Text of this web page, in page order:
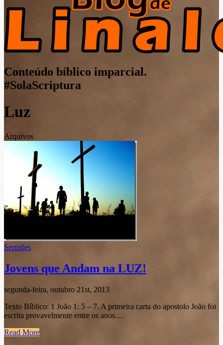
Conteúdo bíblico imparcial.
#SolaScriptura
Luz
Arquivos
Sermões
Jovens que Andam na LUZ!
segunda-feira, outubro 21st, 2013
Texto Bíblico: 1 João 1: 5 – 7. A primeira carta do apostolo João foi
escrita provavelmente entre os anos…
Read More